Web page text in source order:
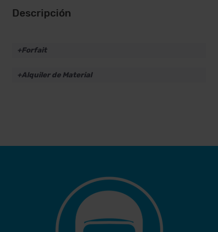
Descripción
Forfait
Alquiler de Material